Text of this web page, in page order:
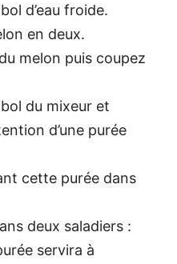
d’eau froide.
en deux.
melon puis coupez
du mixeur et
d’une purée
cette purée dans
deux saladiers :
servira à